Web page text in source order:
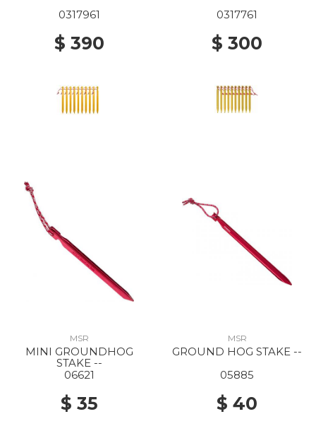
0317961
$ 390
0317761
$ 300
MSR
MINI GROUNDHOG
STAKE --
06621
$ 35
MSR
GROUND HOG STAKE --
05885
$ 40